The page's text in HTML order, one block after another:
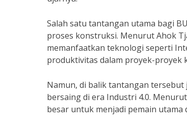
Salah satu tantangan utama bagi
proses konstruksi. Menurut Ahok
memanfaatkan teknologi seperti
produktivitas dalam proyek-proyek
Namun, di balik tantangan
bersaing di era Industri 4.0.
besar untuk menjadi pemain